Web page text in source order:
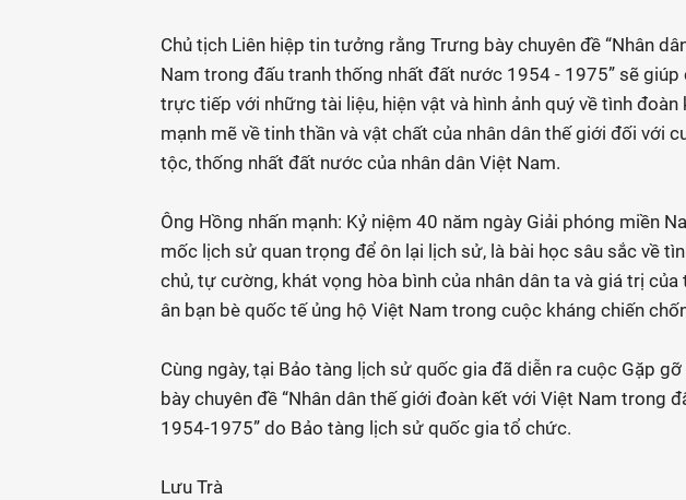
Chủ tịch Liên hiệp tin tưởng rằng Trưng bày chuyên đề “Nhân
Nam trong đấu tranh thống nhất đất nước 1954 - 1975” sẽ
trực tiếp với những tài liệu, hiện vật và hình ảnh quý về tình
mạnh mẽ về tinh thần và vật chất của nhân dân thế giới đối với
tộc, thống nhất đất nước của nhân dân Việt Nam.
Ông Hồng nhấn mạnh: Kỷ niệm 40 năm ngày Giải phóng miền
mốc lịch sử quan trọng để ôn lại lịch sử, là bài học sâu sắc về
chủ, tự cường, khát vọng hòa bình của nhân dân ta và giá trị
ân bạn bè quốc tế ủng hộ Việt Nam trong cuộc kháng chiến
Cùng ngày, tại Bảo tàng lịch sử quốc gia đã diễn ra cuộc Gặp
bày chuyên đề “Nhân dân thế giới đoàn kết với Việt Nam trong
1954-1975” do Bảo tàng lịch sử quốc gia tổ chức.
Lưu Trà